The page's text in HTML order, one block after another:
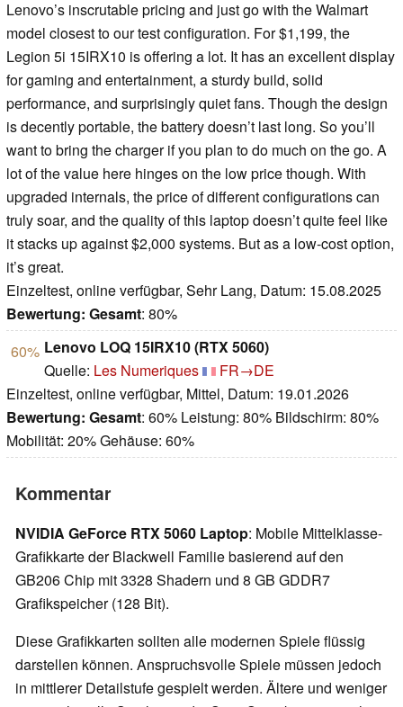
Lenovo’s inscrutable pricing and just go with the Walmart
model closest to our test configuration. For $1,199, the
Legion 5i 15IRX10 is offering a lot. It has an excellent display
for gaming and entertainment, a sturdy build, solid
performance, and surprisingly quiet fans. Though the design
is decently portable, the battery doesn’t last long. So you’ll
want to bring the charger if you plan to do much on the go. A
lot of the value here hinges on the low price though. With
upgraded internals, the price of different configurations can
truly soar, and the quality of this laptop doesn’t quite feel like
it stacks up against $2,000 systems. But as a low-cost option,
it’s great.
Einzeltest, online verfügbar, Sehr Lang, Datum: 15.08.2025
Bewertung: Gesamt: 80%
60% Lenovo LOQ 15IRX10 (RTX 5060)
Quelle: Les Numeriques
FR→DE
Einzeltest, online verfügbar, Mittel, Datum: 19.01.2026
Bewertung: Gesamt: 60% Leistung: 80% Bildschirm: 80%
Mobilität: 20% Gehäuse: 60%
Kommentar
NVIDIA GeForce RTX 5060 Laptop: Mobile Mittelklasse-
Grafikkarte der Blackwell Familie basierend auf den
GB206 Chip mit 3328 Shadern und 8 GB GDDR7
Grafikspeicher (128 Bit).
Diese Grafikkarten sollten alle modernen Spiele flüssig
darstellen können. Anspruchsvolle Spiele müssen jedoch
in mittlerer Detailstufe gespielt werden. Ältere und weniger